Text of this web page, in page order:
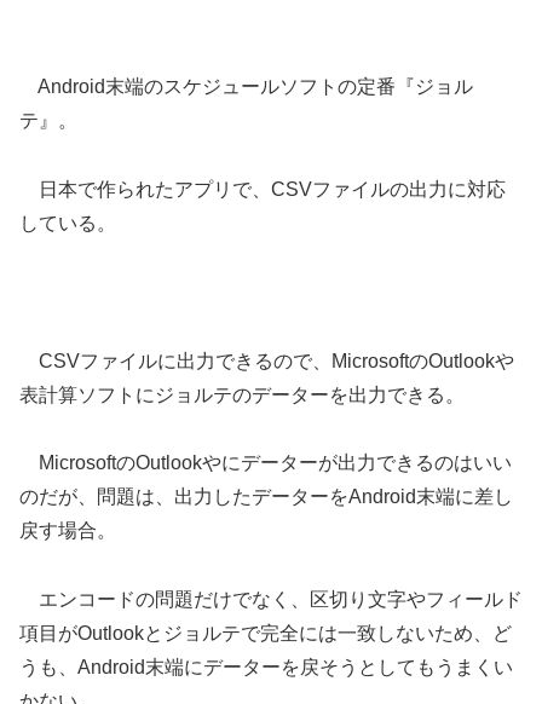
Android末端のスケジュールソフトの定番『ジョル
テ』。
日本で作られたアプリで、CSVファイルの出力に対応
している。
CSVファイルに出力できるので、MicrosoftのOutlookや
表計算ソフトにジョルテのデーターを出力できる。
MicrosoftのOutlookやにデーターが出力できるのはいい
のだが、問題は、出力したデーターをAndroid末端に差し
戻す場合。
エンコードの問題だけでなく、区切り文字やフィールド
項目がOutlookとジョルテで完全には一致しないため、ど
うも、Android末端にデーターを戻そうとしてもうまくい